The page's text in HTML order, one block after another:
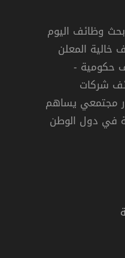
وظائف اليوم
المعلن
حكومية -
شركات
مجتمعي يساهم
في دول الوطن